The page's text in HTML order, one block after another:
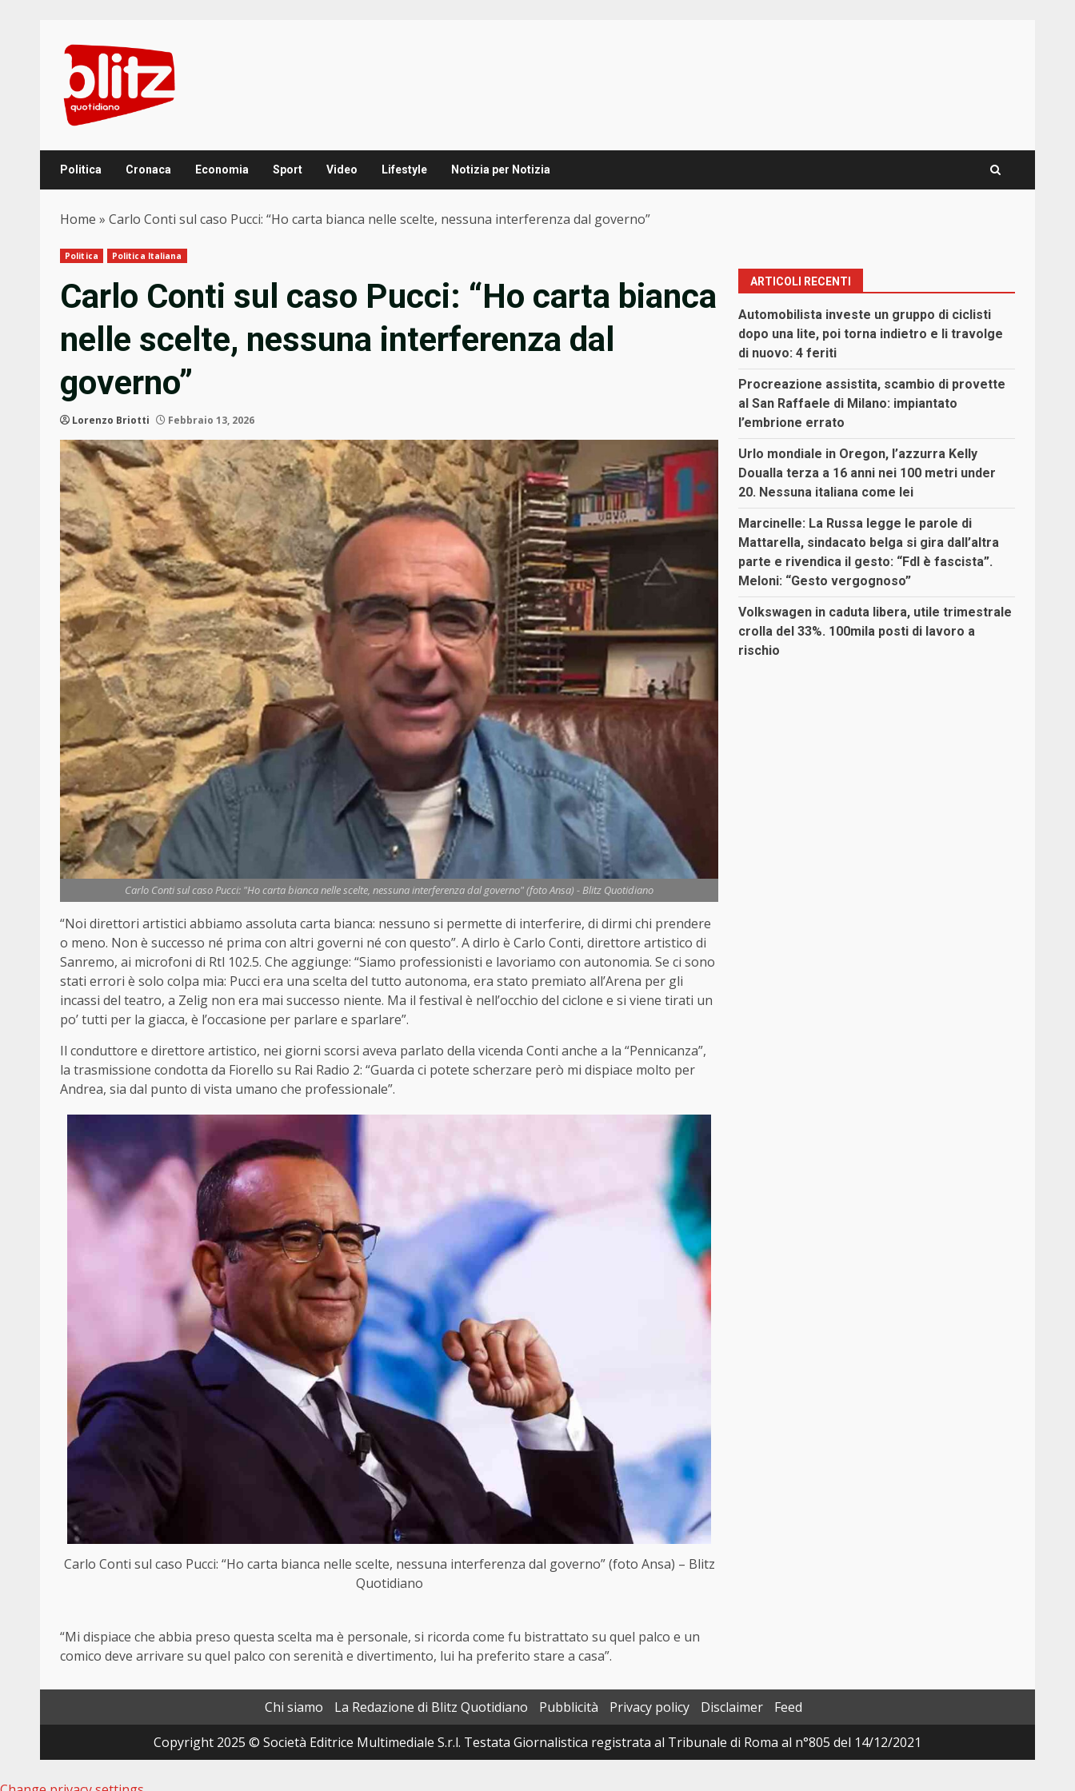
content
Politica Cronaca Economia Sport Video Lifestyle Notizia per Notizia
Home » Carlo Conti sul caso Pucci: “Ho carta bianca nelle scelte, nessuna interferenza dal governo”
Politica Politica Italiana
Carlo Conti sul caso Pucci: “Ho carta bianca
nelle scelte, nessuna interferenza dal
governo”
Lorenzo Briotti Febbraio 13, 2026
Carlo Conti sul caso Pucci: "Ho carta bianca nelle scelte, nessuna interferenza dal governo" (foto Ansa) - Blitz Quotidiano
“Noi direttori artistici abbiamo assoluta carta bianca: nessuno si permette di interferire, di dirmi chi prendere
o meno. Non è successo né prima con altri governi né con questo”. A dirlo è Carlo Conti, direttore artistico di
Sanremo, ai microfoni di Rtl 102.5. Che aggiunge: “Siamo professionisti e lavoriamo con autonomia. Se ci sono
stati errori è solo colpa mia: Pucci era una scelta del tutto autonoma, era stato premiato all’Arena per gli
incassi del teatro, a Zelig non era mai successo niente. Ma il festival è nell’occhio del ciclone e si viene tirati un
po’ tutti per la giacca, è l’occasione per parlare e sparlare”.
Il conduttore e direttore artistico, nei giorni scorsi aveva parlato della vicenda Conti anche a la “Pennicanza”,
la trasmissione condotta da Fiorello su Rai Radio 2: “Guarda ci potete scherzare però mi dispiace molto per
Andrea, sia dal punto di vista umano che professionale”.
Carlo Conti sul caso Pucci: “Ho carta bianca nelle scelte, nessuna interferenza dal governo” (foto Ansa) – Blitz
Quotidiano
“Mi dispiace che abbia preso questa scelta ma è personale, si ricorda come fu bistrattato su quel palco e un
comico deve arrivare su quel palco con serenità e divertimento, lui ha preferito stare a casa”.
ARTICOLI RECENTI
Automobilista investe un gruppo di ciclisti
dopo una lite, poi torna indietro e li travolge
di nuovo: 4 feriti
Procreazione assistita, scambio di provette
al San Raffaele di Milano: impiantato
l’embrione errato
Urlo mondiale in Oregon, l’azzurra Kelly
Doualla terza a 16 anni nei 100 metri under
20. Nessuna italiana come lei
Marcinelle: La Russa legge le parole di
Mattarella, sindacato belga si gira dall’altra
parte e rivendica il gesto: “FdI è fascista”.
Meloni: “Gesto vergognoso”
Volkswagen in caduta libera, utile trimestrale
crolla del 33%. 100mila posti di lavoro a
rischio
Chi siamo La Redazione di Blitz Quotidiano Pubblicità Privacy policy Disclaimer
Feed
Copyright 2025 © Società Editrice Multimediale S.r.l. Testata Giornalistica registrata al Tribunale di Roma al n°805 del 14/12/2021